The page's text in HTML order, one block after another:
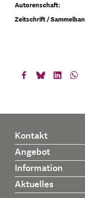
Autorenschaft:
Zeitschrift /
Kontakt
Angebot
Information
Aktuelles